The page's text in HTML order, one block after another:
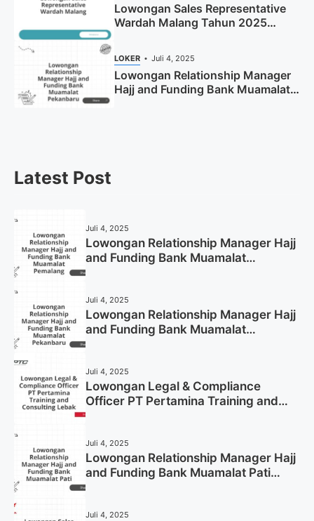
Lowongan Sales Representative
Wardah Malang Tahun 2025
LOKER Juli 4, 2025
Lowongan Relationship Manager
Hajj and Funding Bank Muamalat
Latest Post
Juli 4, 2025
Lowongan Relationship Manager Hajj
and Funding Bank Muamalat
Juli 4, 2025
Lowongan Relationship Manager Hajj
and Funding Bank Muamalat
Juli 4, 2025
Lowongan Legal & Compliance
Officer PT Pertamina Training and
Juli 4, 2025
Lowongan Relationship Manager Hajj
and Funding Bank Muamalat Pati
Juli 4, 2025